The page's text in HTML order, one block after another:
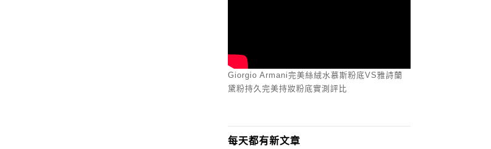
Giorgio Armani完美絲絨水慕斯粉底VS雅詩蘭
黛粉持久完美持妝粉底實測評比
每天都有新文章